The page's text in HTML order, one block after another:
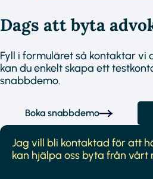
Dags att byta
Fyll i formuläret så kontaktar vi
kan du enkelt skapa ett
snabbdemo.
Boka snabbdemo
Jag vill bli kontaktad för att
kan hjälpa oss byta från vårt